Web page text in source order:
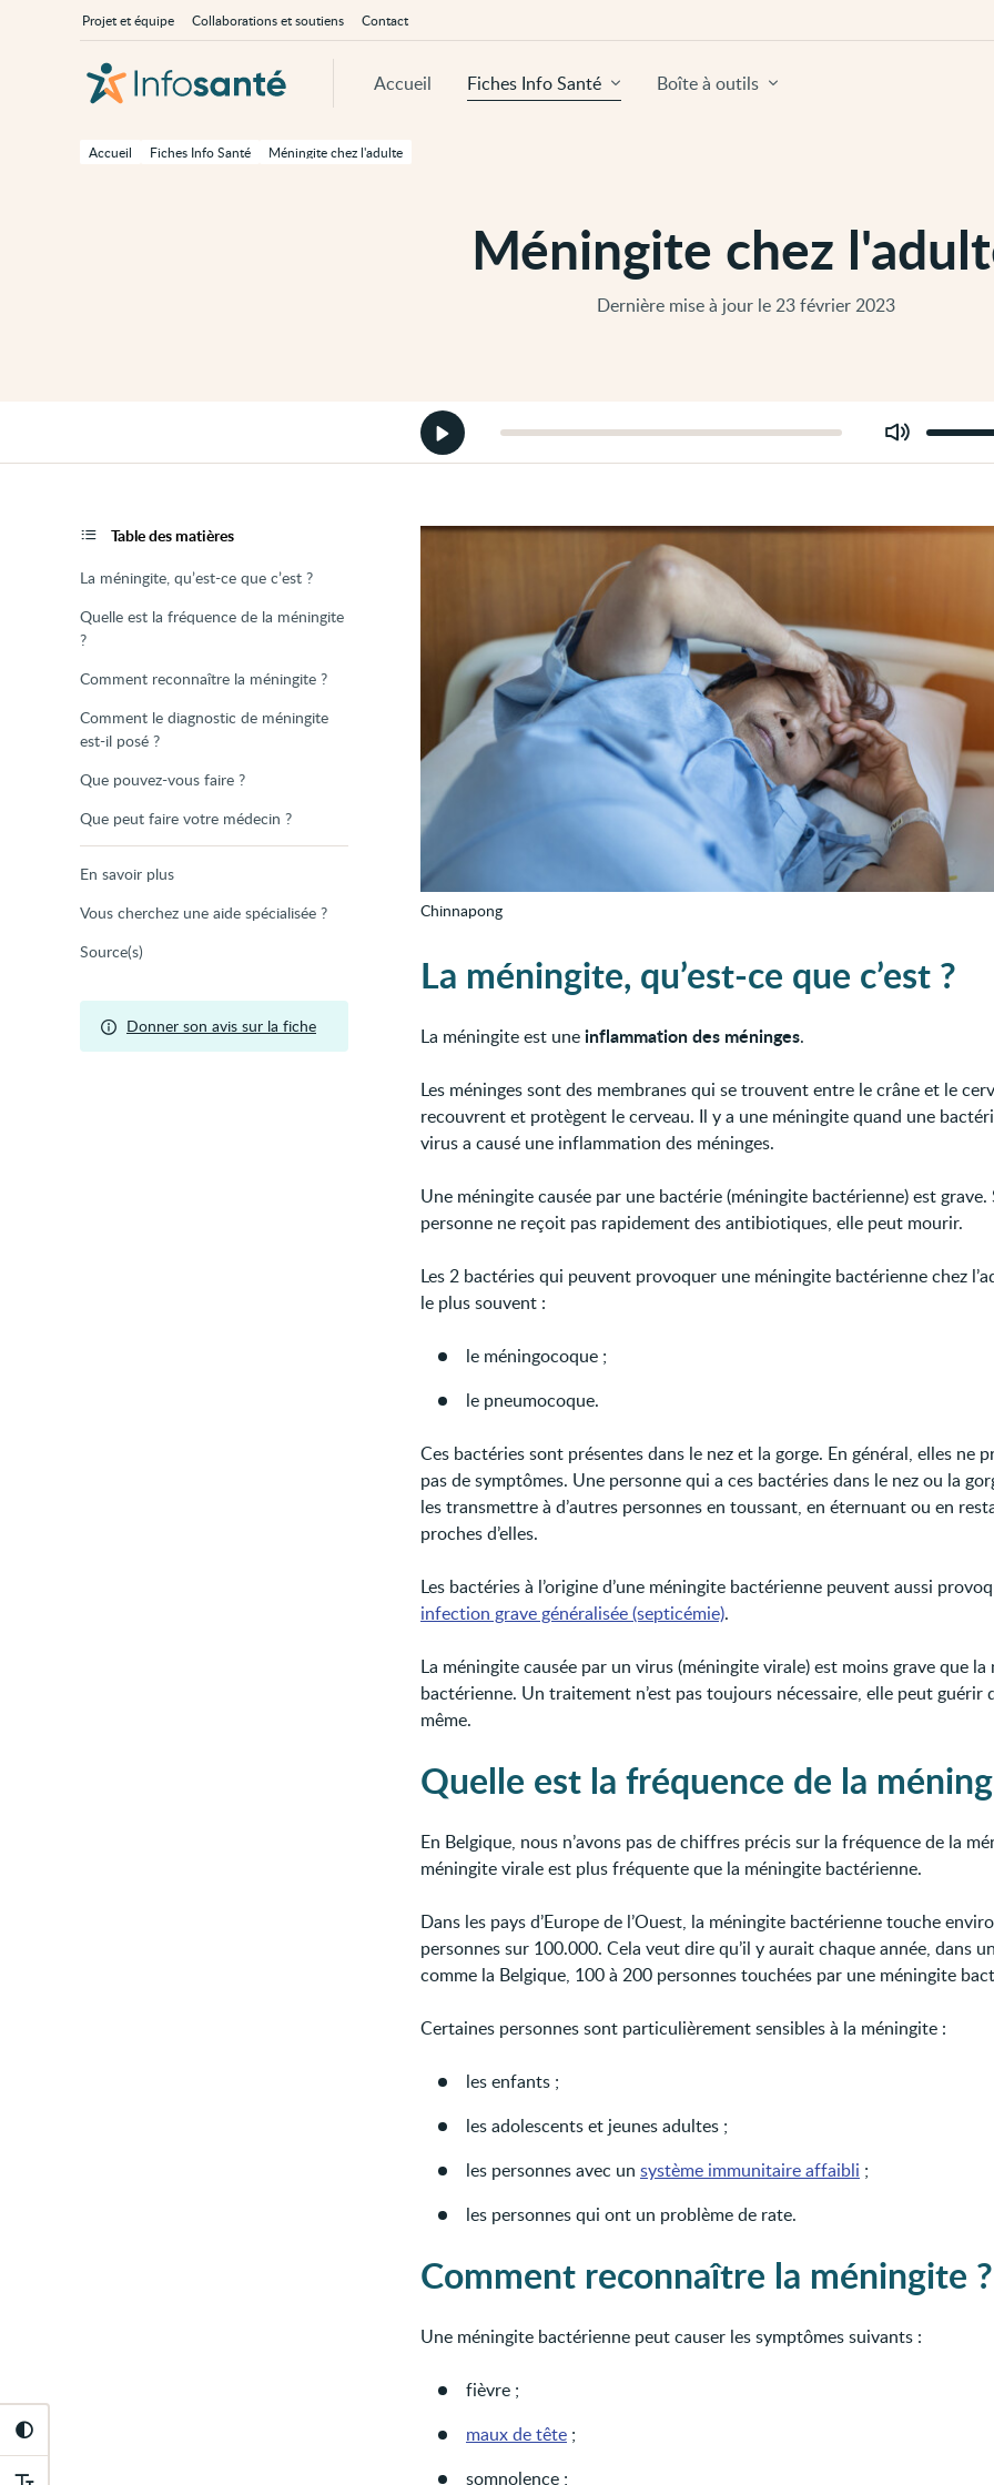
Méningite chez
Dernière mise à jour le 23 février 2023
Accueil Fiches Info Santé Méningite chez l'adulte
principale
Accueil Fiches Info Santé Boîte à outils
À
propos
Projet et équipe Collaborations et soutiens Contact
Démarrer
la
version
page
Modifier
volume
Chinnapong
La méningite, qu’est-ce que c’est ?
La méningite est uneinflammation des méninges.
Les méninges sont des membranes qui se trouvent entre le crâne et le
recouvrent et protègent le cerveau. Il y a une méningite quand une
virus a causé une inflammation des méninges.
Une méningite causée par une bactérie (méningite bactérienne) est grave.
personne ne reçoit pas rapidement des antibiotiques, elle peut mourir.
Les 2 bactéries qui peuvent provoquer une méningite bactérienne chez
le plus souvent :
le méningocoque ;
le pneumocoque.
Ces bactéries sont présentes dans le nez et la gorge. En général, elles ne
pas de symptômes. Une personne qui a ces bactéries dans le nez ou la
les transmettre à d’autres personnes en toussant, en éternuant ou en
proches d’elles.
Les bactéries à l’origine d’une méningite bactérienne peuvent aussi
infection grave généralisée (septicémie).
La méningite causée par un virus (méningite virale) est moins grave que la
bactérienne. Un traitement n’est pas toujours nécessaire, elle peut guérir
même.
Quelle est la fréquence de la
En Belgique, nous n’avons pas de chiffres précis sur la fréquence de la
méningite virale est plus fréquente que la méningite bactérienne.
Dans les pays d’Europe de l’Ouest, la méningite bactérienne touche
personnes sur 100.000. Cela veut dire qu’il y aurait chaque année, dans
comme la Belgique, 100 à 200 personnes touchées par une méningite
Certaines personnes sont particulièrement sensibles à la méningite :
les enfants ;
les adolescents et jeunes adultes ;
les personnes avec un système immunitaire affaibli ;
les personnes qui ont un problème de rate.
Comment reconnaître la méningite ?
Une méningite bactérienne peut causer les symptômes suivants :
fièvre ;
maux de tête ;
somnolence ;
Table des matières
La méningite, qu’est-ce que c’est ?
Quelle est la fréquence de la méningite
?
Comment reconnaître la méningite ?
Comment le diagnostic de méningite
est-il posé ?
Que pouvez-vous faire ?
Que peut faire votre médecin ?
En savoir plus
Vous cherchez une aide spécialisée ?
Source(s)
Donner son avis sur la fiche